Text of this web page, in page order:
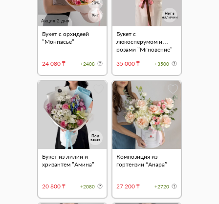
Акция 2 дня
20%
Хит
Букет с орхидеей
"Монпасье"
24 080 ₸ +2408
Нет в
наличии
Букет с
люкосперумом и
розами "Мгновение"
35 000 ₸
+3500
Под
заказ
Букет из лилии и
хризантем "Амина"
20 800 ₸ +2080
Композиция из
гортензии “Анара”
27 200 ₸ +2720